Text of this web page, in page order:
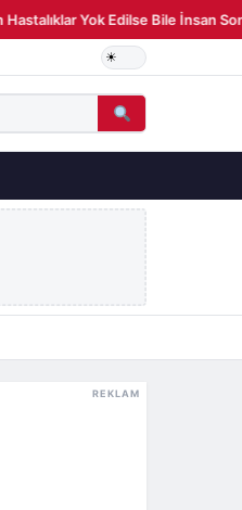
Yok Edilse Bile İnsan
REKLAM